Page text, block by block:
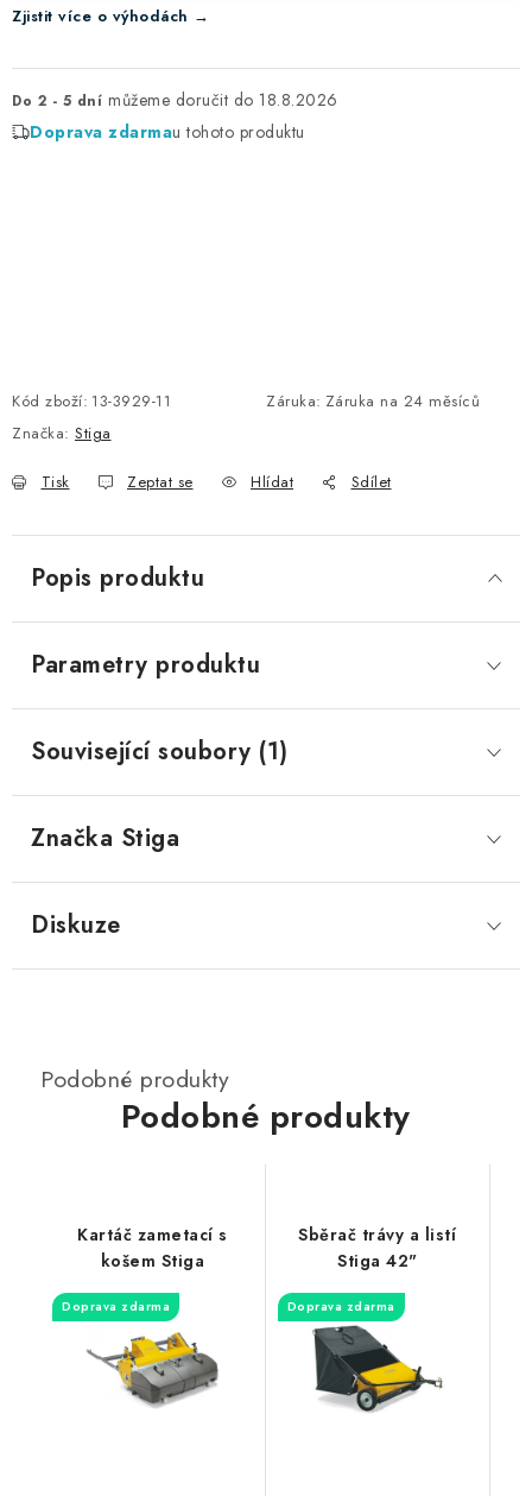
Zjistit více o výhodách →
Do 2 - 5 dní
18.8.2026
Doprava zdarmau tohoto produktu
Kód zboží: 13-3929-11 Záruka: Záruka na 24 měsíců
Značka: Stiga
Tisk Zeptat se Hlídat Sdílet
Popis produktu
Parametry produktu
Související soubory (1)
Značka Stiga
Diskuze
Podobné produkty
Kartáč zametací s
košem Stiga
Doprava zdarma
Sběrač trávy a listí
Stiga 42"
Doprava zdarma